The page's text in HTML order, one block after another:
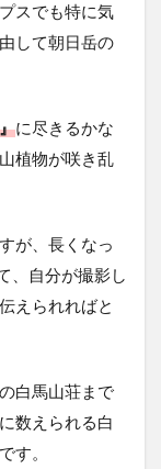
スでも特に気
して朝日岳の
に尽きるかな
植物が咲き乱
が、長くなっ
、自分が撮影し
えられればと
白馬山荘まで
数えられる白
す。